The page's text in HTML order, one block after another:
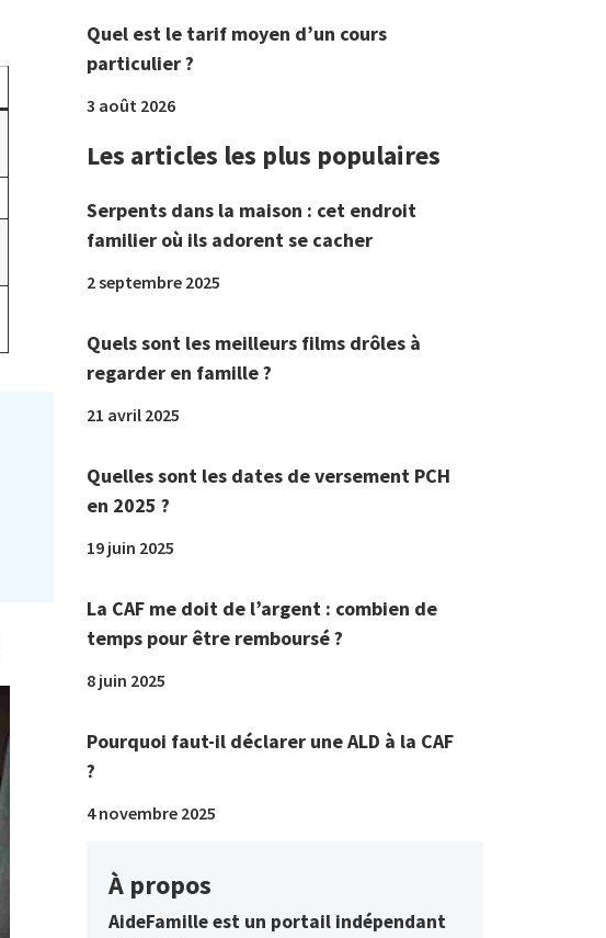
Quel est le tarif moyen d’un cours
particulier ?
3 août 2026
Les articles les plus populaires
Serpents dans la maison : cet endroit
familier où ils adorent se cacher
2 septembre 2025
Quels sont les meilleurs films drôles à
regarder en famille ?
21 avril 2025
Quelles sont les dates de versement PCH
en 2025 ?
19 juin 2025
La CAF me doit de l’argent : combien de
temps pour être remboursé ?
8 juin 2025
Pourquoi faut-il déclarer une ALD à la CAF
?
4 novembre 2025
À propos
AideFamille est un portail indépendant